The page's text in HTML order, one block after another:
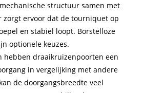
structuur samen met
zorgt ervoor dat de tourniquet op
en stabiel loopt. Borstelloze
optionele keuzes.
hebben draaikruizenpoorten een
in vergelijking met andere
de doorgangsbreedte veel